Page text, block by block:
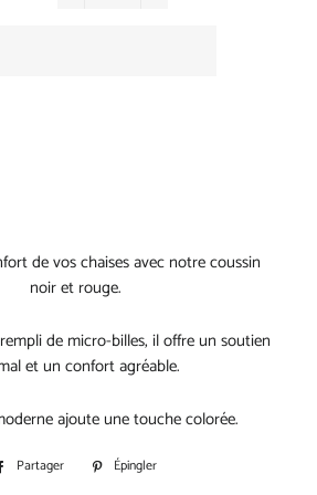
de vos chaises avec notre coussin
noir et rouge.
de micro-billes, il offre un soutien
et un confort agréable.
ajoute une touche colorée.
Partager
PartagerÉpingler